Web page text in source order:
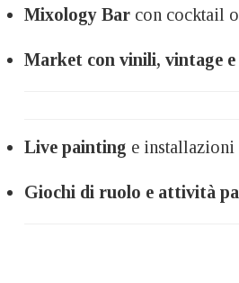
Mixology Barcon cocktail
Market con vinili, vintage
Live painting e installazioni
Giochi di ruolo e attività